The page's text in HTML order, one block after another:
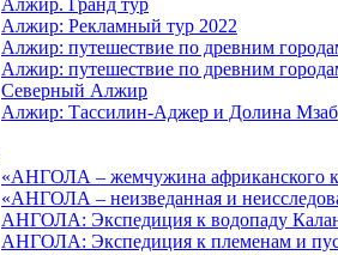
Алжир. Гранд тур
Алжир: Рекламный тур 2022
Алжир: путешествие по древним
Алжир: путешествие по древним
Северный Алжир
Алжир: Тассилин-Аджер и Долина Мзаб
«АНГОЛА – жемчужина африканского
«АНГОЛА – неизведанная и
АНГОЛА: Экспедиция к водопаду
АНГОЛА: Экспедиция к племенам и